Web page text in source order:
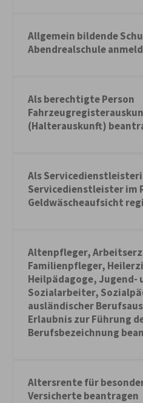
Allgemein bildende
Abendrealschule
Als berechtigte Person
(Halterauskunft)
Als
Servicedienstleister im
Geldwäscheaufsicht
Altenpfleger,
Familienpfleger,
Heilpädagoge, Jugend-
Sozialarbeiter,
ausländischer
Erlaubnis zur Führung
Berufsbezeichnung
Altersrente für
Versicherte beantragen